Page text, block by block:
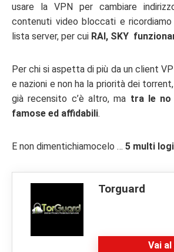
usare la VPN per cambiare
contenuti video bloccati e
lista server, per cui RAI, SKY
Per chi si aspetta di più da un client
e nazioni e non ha la priorità dei
già recensito c’è altro, ma tra le
famose ed affidabili.
E non dimentichiamocelo … 5 multi
Torguard
Vai